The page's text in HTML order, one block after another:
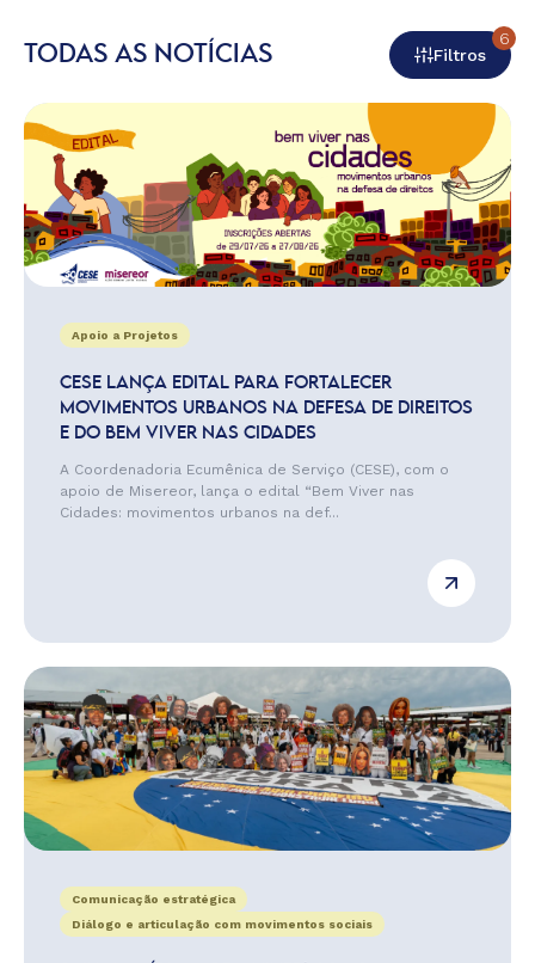
TODAS AS NOTÍCIAS Filtros
6
Apoio a Projetos
CESE LANÇA EDITAL PARA FORTALECER
MOVIMENTOS URBANOS NA DEFESA DE DIREITOS
E DO BEM VIVER NAS CIDADES
A Coordenadoria Ecumênica de Serviço (CESE), com o
apoio de Misereor, lança o edital “Bem Viver nas
Cidades: movimentos urbanos na def...
Comunicação estratégica
Diálogo e articulação com movimentos sociais